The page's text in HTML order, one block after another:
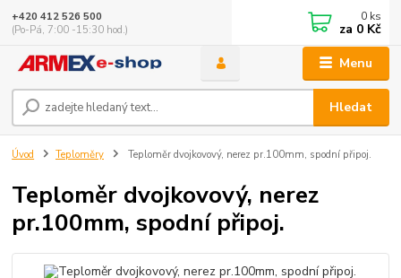
Menu
Hledat
+420 412 526 500
(Po-Pá, 7:00 -15:30 hod.)
0 ks
za 0 Kč
Úvod Teploměry Teploměr dvojkovový, nerez pr.100mm, spodní připoj.
Teploměr dvojkovový, nerez
pr.100mm, spodní připoj.